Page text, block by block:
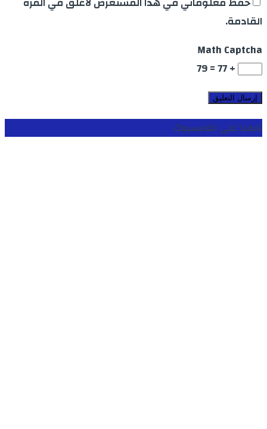
القادمة.
Math Captcha
+ 77 = 79
تابعنا على الفايسبوك